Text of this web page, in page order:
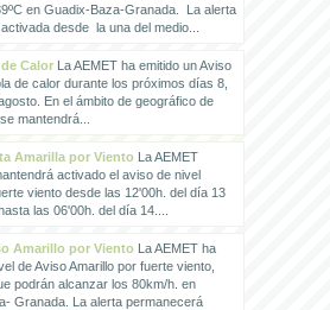
en Guadix-Baza-Granada. La alerta
desde la una del medio...
CalorLa AEMET ha emitido un Aviso
de calor durante los próximos días 8,
En el ámbito de geográfico de
mantendrá...
Amarilla por VientoLa AEMET
activado el aviso de nivel
viento desde las 12'00h. del día 13
las 06'00h. del día 14....
Amarillo por VientoLa AEMET ha
de Aviso Amarillo por fuerte viento,
podrán alcanzar los 80km/h. en
Granada. La alerta permanecerá